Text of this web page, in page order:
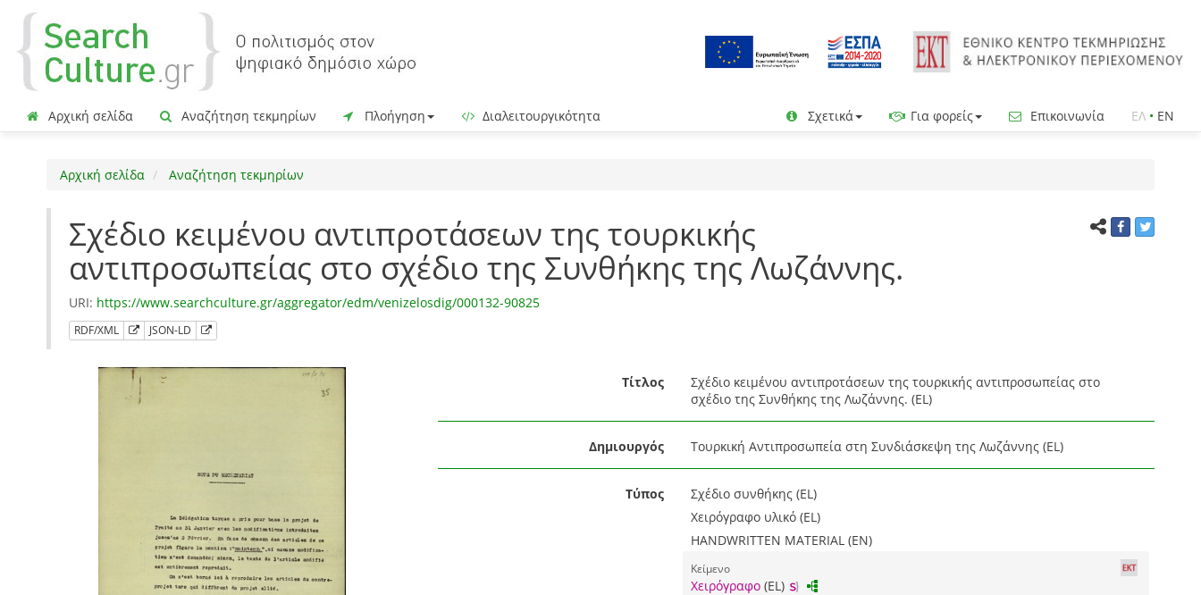
Αρχική σελίδα Αναζήτηση τεκμηρίων Πλοήγηση Διαλειτουργικότητα Σχετικά Για φορείς Επικοινωνία ΕΛ • EN
Αρχική σελίδα Αναζήτηση τεκμηρίων
Σχέδιο κειμένου αντιπροτάσεων της τουρκικής
αντιπροσωπείας στο σχέδιο της Συνθήκης της Λωζάννης.
URI: https://www.searchculture.gr/aggregator/edm/venizelosdig/000132-90825
RDF/XML JSON-LD
Τίτλος
Σχέδιο κειμένου αντιπροτάσεων της τουρκικής αντιπροσωπείας στο
σχέδιο της Συνθήκης της Λωζάννης. (EL)
Δημιουργός Τουρκική Αντιπροσωπεία στη Συνδιάσκεψη της Λωζάννης (EL)
Τύπος
Σχέδιο συνθήκης (EL)
Χειρόγραφο υλικό (EL)
HANDWRITTEN MATERIAL (EN)
Κείμενο
Χειρόγραφο(EL)